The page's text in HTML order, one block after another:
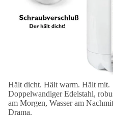
Hält dicht. Hält warm. Hält mit.
Doppelwandiger Edelstahl,
am Morgen, Wasser am
Drama.